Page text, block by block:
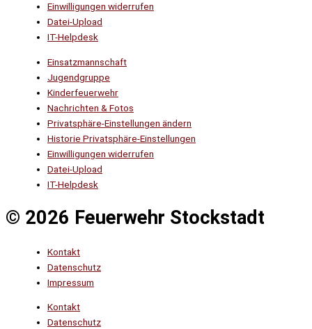
Einwilligungen widerrufen
Datei-Upload
IT-Helpdesk
Einsatzmannschaft
Jugendgruppe
Kinderfeuerwehr
Nachrichten & Fotos
Privatsphäre-Einstellungen ändern
Historie Privatsphäre-Einstellungen
Einwilligungen widerrufen
Datei-Upload
IT-Helpdesk
© 2026 Feuerwehr Stockstadt
Kontakt
Datenschutz
Impressum
Kontakt
Datenschutz